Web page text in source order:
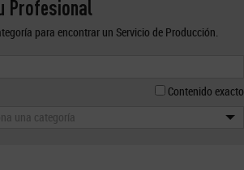
Profesional
para encontrar un Servicio de Producción.
Contenido exacto
una categoría